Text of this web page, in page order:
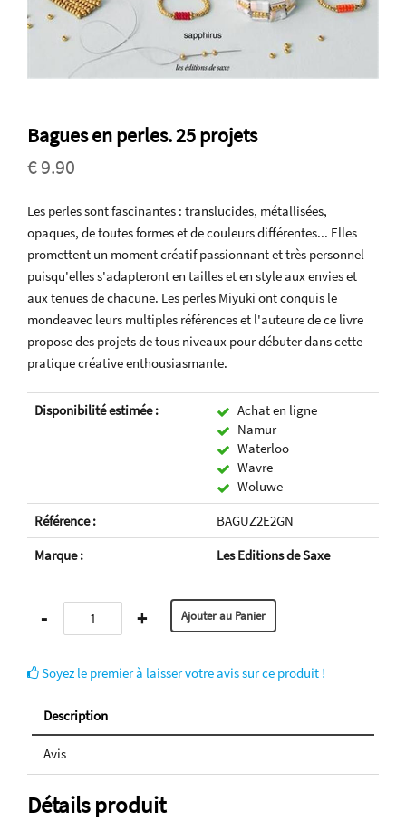
Bagues en perles. 25 projets
€ 9.90
Les perles sont fascinantes : translucides, métallisées,
opaques, de toutes formes et de couleurs différentes... Elles
promettent un moment créatif passionnant et très personnel
puisqu'elles s'adapteront en tailles et en style aux envies et
aux tenues de chacune. Les perles Miyuki ont conquis le
mondeavec leurs multiples références et l'auteure de ce livre
propose des projets de tous niveaux pour débuter dans cette
pratique créative enthousiasmante.
Disponibilité estimée :
Achat en ligne
Namur
Waterloo
Wavre
Woluwe
Référence :
BAGUZ2E2GN
Marque :
Les Editions de Saxe
- +
Soyez le premier à laisser votre avis sur ce produit !
Description
Avis
Détails produit